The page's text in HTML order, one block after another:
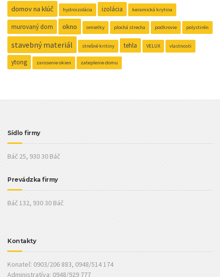
domov na klúč hydroizolácia izolácia keramická krytina
murovaný dom okno omietky plochá strecha podkrovie polystirén
stavebný materiál strešné kritiny tehla VELUX vlastnosti
ytong zarosenie okien zateplenie domu
Sídlo firmy
Báč 25, 930 30 Báč
Prevádzka firmy
Báč 132, 930 30 Báč
Kontakty
Konateľ: 0903/206 883, 0948/514 174
Administratíva: 0948/929 777